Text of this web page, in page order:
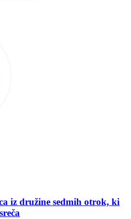
iz družine sedmih otrok, ki